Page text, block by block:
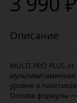
MULTI PRO PLUS
уровня в
Основа формулы —